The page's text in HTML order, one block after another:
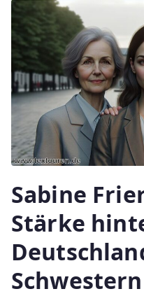
Sabine
Stärke
Schwestern